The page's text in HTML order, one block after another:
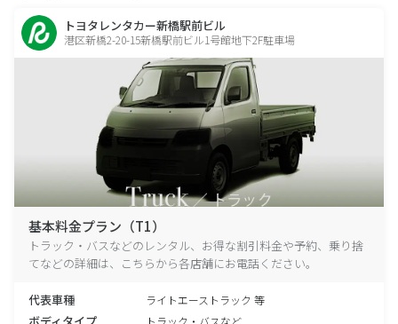
トヨタレンタカー新橋駅前ビル
港区新橋2-20-15新橋駅前ビル1号館地下2F駐車場
基本料金プラン（T1）
トラック・バスなどのレンタル、お得な割引料金や予約、乗り捨
てなどの詳細は、こちらから各店舗にお電話ください。
代表車種 ライトエーストラック 等
トラック・バスなど